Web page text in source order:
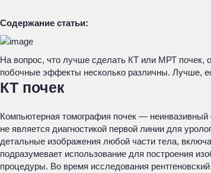
Содержание статьи:
На вопрос, что лучше сделать КТ или МРТ почек,
побочные эффекты несколько различны. Лучше,
КТ почек
Компьютерная томография почек — неинвазивный
не является диагностикой первой линии для
детальные изображения любой части тела,
подразумевает использование для построения
процедуры. Во время исследования